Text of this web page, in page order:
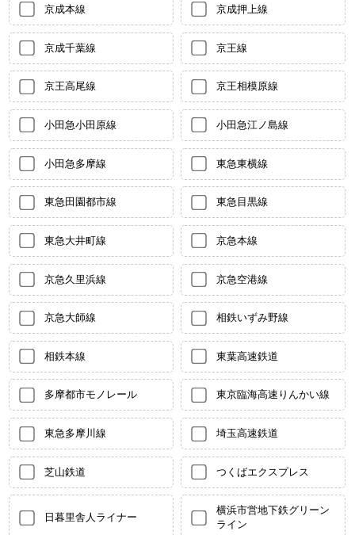
京成本線 京成押上線
京成千葉線 京王線
京王高尾線 京王相模原線
小田急小田原線 小田急江ノ島線
小田急多摩線 東急東横線
東急田園都市線 東急目黒線
東急大井町線 京急本線
京急久里浜線 京急空港線
京急大師線 相鉄いずみ野線
相鉄本線 東葉高速鉄道
多摩都市モノレール 東京臨海高速りんかい線
東急多摩川線 埼玉高速鉄道
芝山鉄道 つくばエクスプレス
日暮里舎人ライナー
横浜市営地下鉄グリーン
ライン